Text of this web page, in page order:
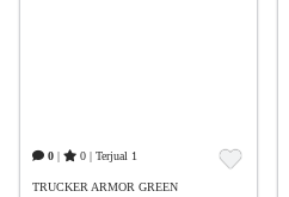
0 | 0 | Terjual 1
TRUCKER ARMOR GREEN